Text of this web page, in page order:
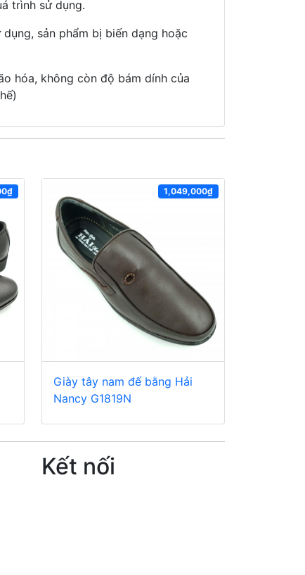
trình sử dụng.
sản phẩm bị biến dạng hoặc
hóa, không còn độ bám dính của
1,049,000₫
Giày tây nam đế bằng Hải
Nancy G1819N
Kết nối